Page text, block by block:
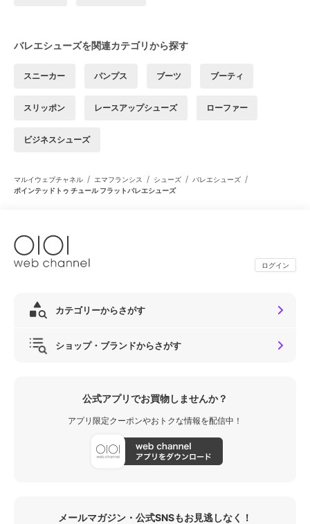
バレエシューズを関連カテゴリから探す
スニーカー パンプス ブーツ ブーティ
スリッポン レースアップシューズ ローファー
ビジネスシューズ
マルイウェブチャネル / エマフランシス / シューズ / バレエシューズ /
ポインテッドトゥ チュール フラットバレエシューズ
ログイン
カテゴリーからさがす
ショップ・ブランドからさがす
公式アプリでお買物しませんか？
アプリ限定クーポンやおトクな情報を配信中！
メールマガジン・公式SNSもお見逃しなく！